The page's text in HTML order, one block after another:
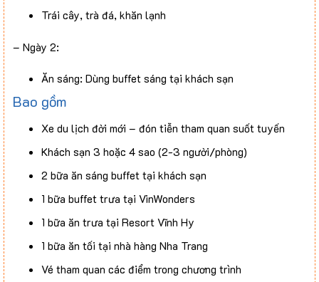
Trái cây, trà đá, khăn lạnh
– Ngày 2:
Ăn sáng: Dùng buffet sáng tại khách sạn
Ăn trưa: Dùng buffet trưa tại nhà hàng VinWonders
Ăn tối: Quý khách ăn tối tự túc
– Ngày 3:
Ăn trưa tại Resort Vĩnh Hy(Thực đơn tham khảo)
Canh chua cá biển
Mực lá xào chua ngọt
Bao gồm
Xe du lịch đời mới – đón tiễn tham quan suốt tuyến
Khách sạn 3 hoặc 4 sao (2-3 người/phòng)
2 bữa ăn sáng buffet tại khách sạn
1 bữa buffet trưa tại VinWonders
1 bữa ăn trưa tại Resort Vĩnh Hy
1 bữa ăn tối tại nhà hàng Nha Trang
Vé tham quan các điểm trong chương trình